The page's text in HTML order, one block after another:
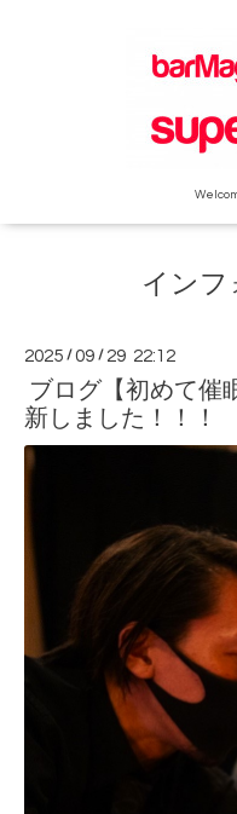
インフ
2025 /09 / 29 22:12
ブログ【初めて催
新しました！！！